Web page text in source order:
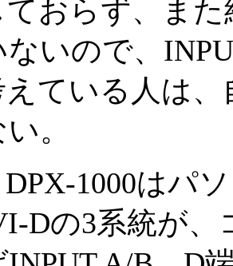
ておらず、ま
ないので、
えている人は
。
1000はパ
Dの3系統が